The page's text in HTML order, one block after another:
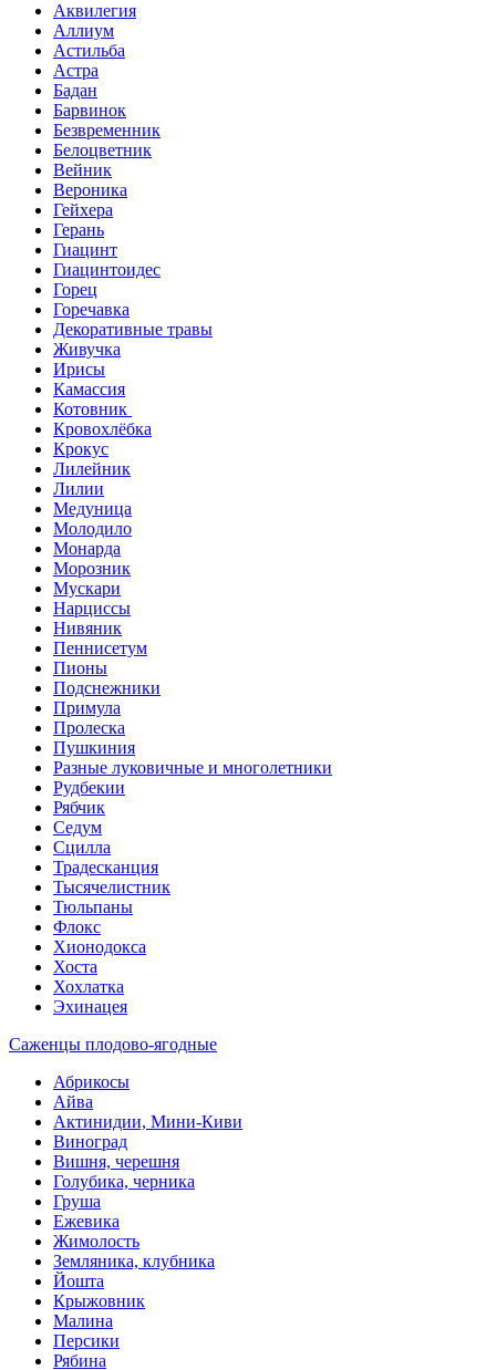
Аквилегия
Аллиум
Астильба
Астра
Бадан
Барвинок
Безвременник
Белоцветник
Вейник
Вероника
Гейхера
Герань
Гиацинт
Гиацинтоидес
Горец
Горечавка
Декоративные травы
Живучка
Ирисы
Камассия
Котовник
Кровохлёбка
Крокус
Лилейник
Лилии
Медуница
Молодило
Монарда
Морозник
Мускари
Нарциссы
Нивяник
Пеннисетум
Пионы
Подснежники
Примула
Пролеска
Пушкиния
Разные луковичные и многолетники
Рудбекии
Рябчик
Седум
Сцилла
Традесканция
Тысячелистник
Тюльпаны
Флокс
Хионодокса
Хоста
Хохлатка
Эхинацея
Саженцы плодово-ягодные
Абрикосы
Айва
Актинидии, Мини-Киви
Виноград
Вишня, черешня
Голубика, черника
Груша
Ежевика
Жимолость
Земляника, клубника
Йошта
Крыжовник
Малина
Персики
Рябина